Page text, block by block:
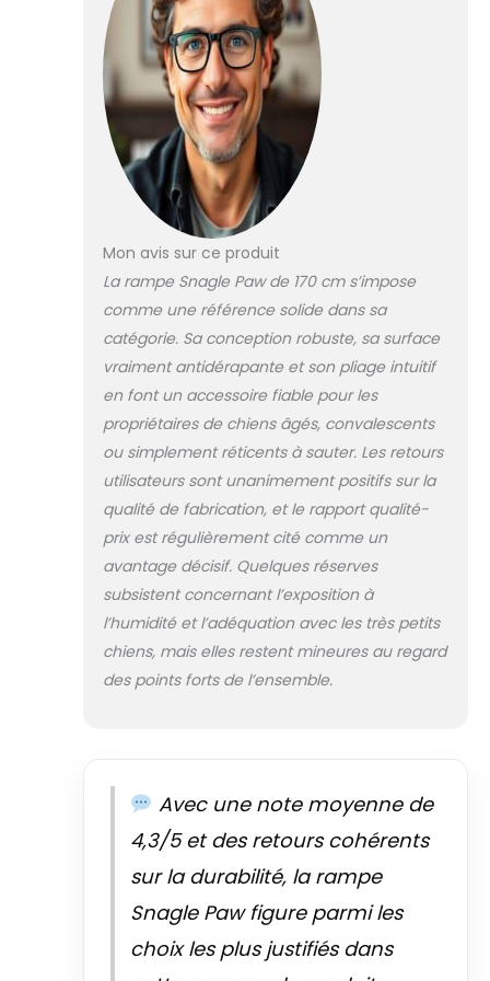
antidérapants pour maintenir
la rampe en place et des
côtés doublement renforcés
de la rampe. Meilleure charge
de bebearing. La lampe reste
stable pour que vous puissiez
vous assurer qu'elle va grimper
Haute qualité : la lampe ne
nécessite aucune installation
et est livrée démontée. La
longueur de 170 cm permet un
meilleur ajustement sous tous
les angles. La charge sur les
considérablement réduite, de
sorte que même les chiens
plus âgés peuvent facilement
grimper. Un tapis sur lequel ces
escaliers pour chiens peuvent
facilement grimper. offre de
grands chiens, Elle est
également résistante aux
intempéries, ce qui rend cette
rampe pour chien idéale pour
une utilisation en extérieur et
en intérieur, pour voitures, SUV
Haute qualité : la grande
rampe pour chien est
fabriquée en aluminium de
est suffisamment durable.
L'ajout de six tubes de support
à l'arrière permet un soutien
stable des chiens jusqu'à 1100
cm. kg,idéal pour l'intérieur et
l'extérieur de petites,
moyennes et grandes chiens
Mon avis sur ce produit
La rampe Snagle Paw de 170 cm s’impose
comme une référence solide dans sa
catégorie. Sa conception robuste, sa surface
vraiment antidérapante et son pliage intuitif
en font un accessoire fiable pour les
propriétaires de chiens âgés, convalescents
ou simplement réticents à sauter. Les retours
utilisateurs sont unanimement positifs sur la
qualité de fabrication, et le rapport qualité-
prix est régulièrement cité comme un
avantage décisif. Quelques réserves
subsistent concernant l’exposition à
l’humidité et l’adéquation avec les très petits
chiens, mais elles restent mineures au regard
des points forts de l’ensemble.
Avec une note moyenne de
4,3/5 et des retours cohérents
sur la durabilité, la rampe
Snagle Paw figure parmi les
choix les plus justifiés dans